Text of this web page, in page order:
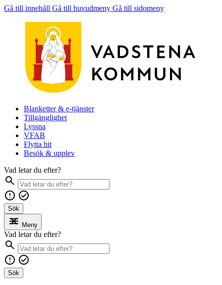
Gå till innehåll Gå till huvudmeny Gå till sidomeny
Blanketter & e-tjänster
Tillgänglighet
Lyssna
VFAB
Flytta hit
Besök & upplev
Vad letar du efter?
Sök
Meny
Vad letar du efter?
Sök